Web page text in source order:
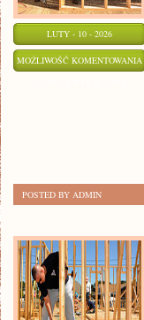
LUTY - 10 - 2026
MOŻLIWOŚĆ KOMENTOWANIA
POSTED BY ADMIN